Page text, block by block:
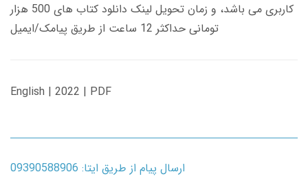
کاربری می باشد، و زمان تحویل لینک دانلود کتاب های 500 هزار
تومانی حداکثر 12 ساعت از طریق پیامک/ایمیل
English | 2022 | PDF
ارسال پیام از طریق ایتا: 09390588906